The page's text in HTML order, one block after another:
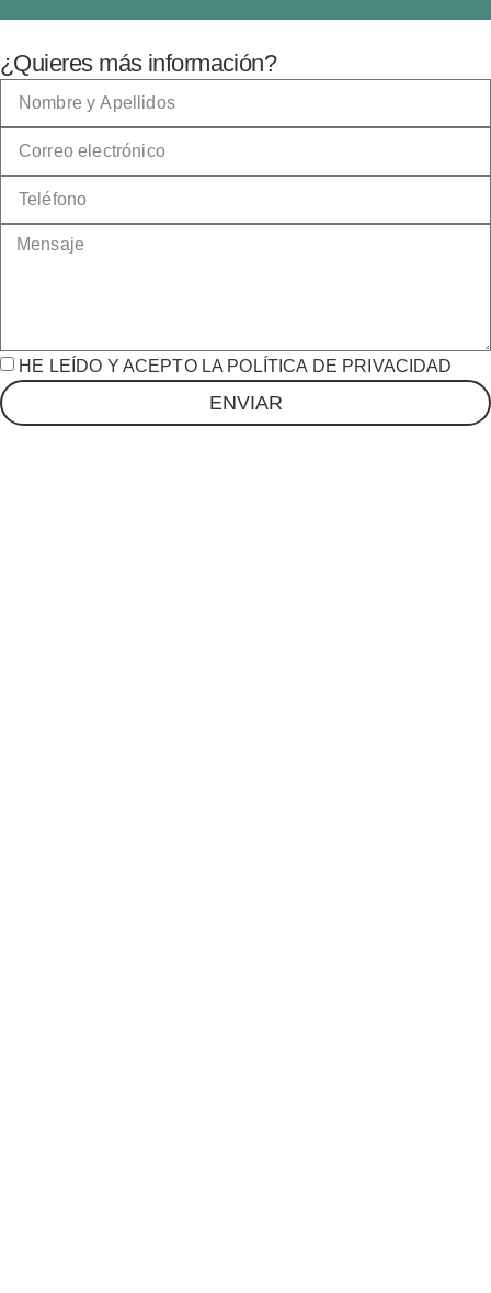
¿Quieres más información?
HE LEÍDO Y ACEPTO LA POLÍTICA DE PRIVACIDAD
ENVIAR